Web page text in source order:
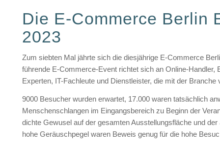
Die E-Commerce Berlin
2023
Zum siebten Mal jährte sich die diesjährige E-Commerce
führende E-Commerce-Event richtet sich an Online-Handler,
Experten, IT-Fachleute und Dienstleister, die mit der Branche
9000 Besucher wurden erwartet, 17.000 waren tatsächlich
Menschenschlangen im Eingangsbereich zu Beginn der
dichte Gewusel auf der gesamten Ausstellungsfläche und der
hohe Geräuschpegel waren Beweis genug für die hohe